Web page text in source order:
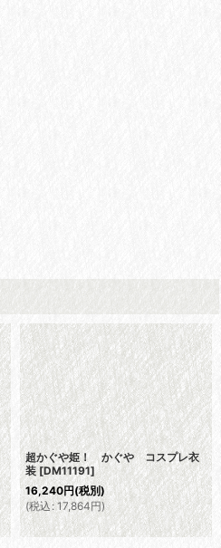
超かぐや姫！ かぐや コスプレ衣
装 [DM11191]
16,240円(税別)
(税込 : 17,864円)